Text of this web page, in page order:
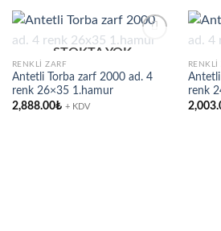
Add to
STOKTA YOK
RENKLI ZARF
Antetli Torba zarf 2000 ad. 4
renk 26×35 1.hamur
2,888.00₺ + KDV
RENKLI
renk